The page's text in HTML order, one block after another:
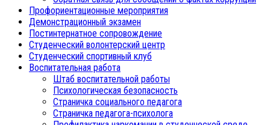
Профориентационные мероприятия
Демонстрационный экзамен
Постинтернатное сопровождение
Студенческий волонтерский центр
Студенческий спортивный клуб
Воспитательная работа
Штаб воспитательной работы
Психологическая безопасность
Страничка социального педагога
Страничка педагога-психолога